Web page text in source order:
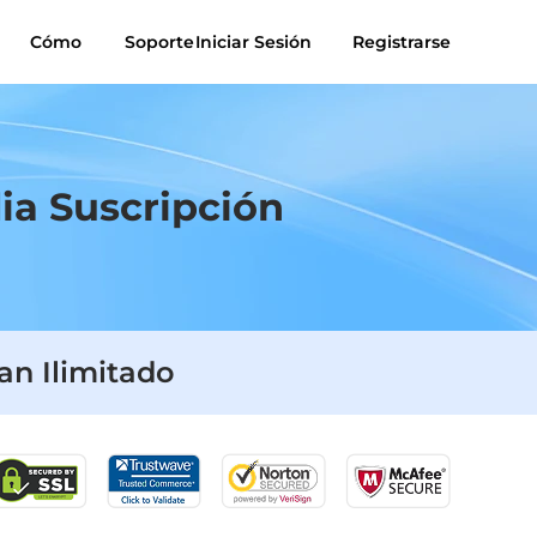
para
Cómo SoporteIniciar Sesión Registrarse
Suscripción
Ilimitado